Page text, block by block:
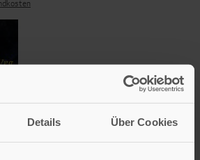
Details Über Cookies